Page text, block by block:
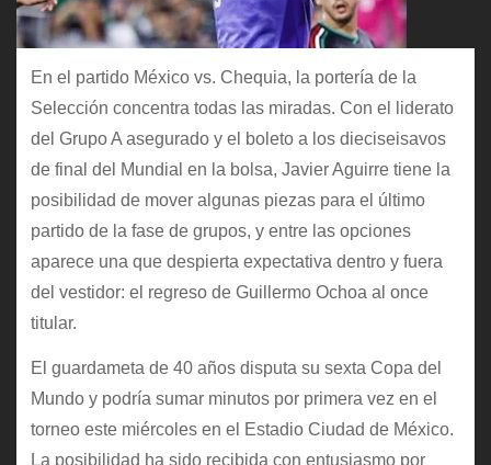
En el partido México vs. Chequia, la portería de la
Selección concentra todas las miradas. Con el liderato
del Grupo A asegurado y el boleto a los dieciseisavos
de final del Mundial en la bolsa, Javier Aguirre tiene la
posibilidad de mover algunas piezas para el último
partido de la fase de grupos, y entre las opciones
aparece una que despierta expectativa dentro y fuera
del vestidor: el regreso de Guillermo Ochoa al once
titular.
El guardameta de 40 años disputa su sexta Copa del
Mundo y podría sumar minutos por primera vez en el
torneo este miércoles en el Estadio Ciudad de México.
La posibilidad ha sido recibida con entusiasmo por